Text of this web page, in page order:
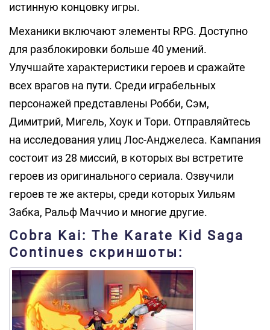
истинную концовку игры.
Механики включают элементы RPG. Доступно
для разблокировки больше 40 умений.
Улучшайте характеристики героев и сражайте
всех врагов на пути. Среди играбельных
персонажей представлены Робби, Сэм,
Димитрий, Мигель, Хоук и Тори. Отправляйтесь
на исследования улиц Лос-Анджелеса. Кампания
состоит из 28 миссий, в которых вы встретите
героев из оригинального сериала. Озвучили
героев те же актеры, среди которых Уильям
Забка, Ральф Маччио и многие другие.
Cobra Kai: The Karate Kid Saga
Continues скриншоты: